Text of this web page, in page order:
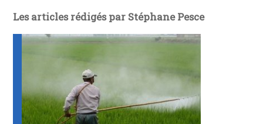
Les articles rédigés par Stéphane Pesce